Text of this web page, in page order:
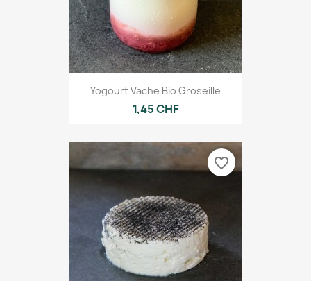
Yogourt Vache Bio Groseille
1,45 CHF
favorite_border